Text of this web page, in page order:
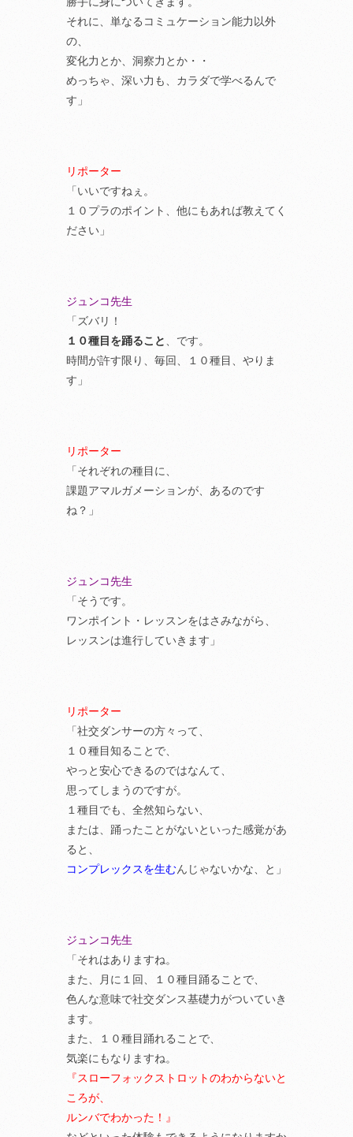
それに、単なるコミュケーション能力以外
の、
変化力とか、洞察力とか・・
めっちゃ、深い力も、カラダで学べるんで
す」
リポーター
「いいですねぇ。
１０プラのポイント、他にもあれば教えてく
ださい」
ジュンコ先生
「ズバリ！
１０種目を踊ること
、です。
時間が許す限り、毎回、１０種目、やりま
す」
リポーター
「それぞれの種目に、
課題アマルガメーションが、あるのです
ね？」
ジュンコ先生
「そうです。
ワンポイント・レッスンをはさみながら、
レッスンは進行していきます」
リポーター
「社交ダンサーの方々って、
１０種目知ることで、
やっと安心できるのではなんて、
思ってしまうのですが。
１種目でも、全然知らない、
または、踊ったことがないといった感覚があ
ると、
コンプレックスを生むんじゃないかな、と」
ジュンコ先生
「それはありますね。
また、月に１回、１０種目踊ることで、
色んな意味で社交ダンス基礎力がついていき
ます。
また、１０種目踊れることで、
気楽にもなりますね。
『スローフォックストロットのわからないと
ころが、
ルンバでわかった！』